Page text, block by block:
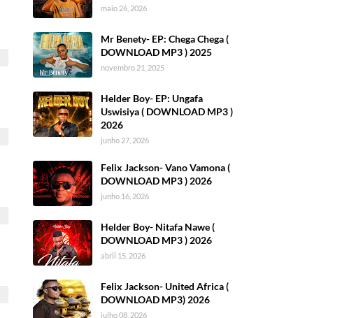
maio 26, 2026
Mr Benety- EP: Chega Chega (
DOWNLOAD MP3 ) 2025
novembro 21, 2025
Helder Boy- EP: Ungafa
Uswisiya ( DOWNLOAD MP3 )
2026
junho 27, 2026
Felix Jackson- Vano Vamona (
DOWNLOAD MP3 ) 2026
junho 16, 2026
Helder Boy- Nitafa Nawe (
DOWNLOAD MP3 ) 2026
abril 15, 2026
Felix Jackson- United Africa (
DOWNLOAD MP3) 2026
julho 08, 2026